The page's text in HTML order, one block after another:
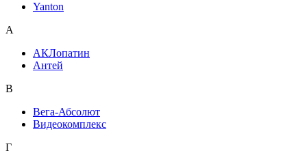
Yanton
А
АКЛопатин
Антей
В
Вега-Абсолют
Видеокомплекс
Г